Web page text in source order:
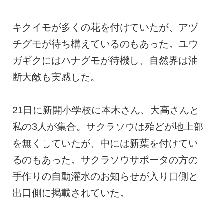
キク イモが多 く の花を付けていたが、 アヅ
チグモが待ち構え ているのもあった。 ユウ
ガギク にはハナグモが待機 し 、 自然界は油
断大敵も実感 した。
21日 に新開小学校に本木さ ん、 大高さ んと
私の3人 が集合。 サク ラ ソ ウは殆どが地 上部
を無 く していたが、 中には新葉を付けてい
るのもあった。 サク ラ ソ ウサポータの方の
手作り の自動灌水のお知 らせが入 り 口側と
出 口側に掲載さ れていた。